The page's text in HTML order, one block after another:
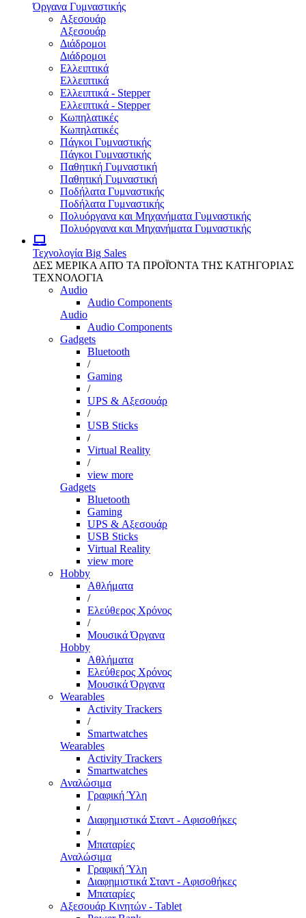
Όργανα Γυμναστικής
Αξεσουάρ
Αξεσουάρ
Διάδρομοι
Διάδρομοι
Ελλειπτικά
Ελλειπτικά
Ελλειπτικά - Stepper
Ελλειπτικά - Stepper
Κωπηλατικές
Κωπηλατικές
Πάγκοι Γυμναστικής
Πάγκοι Γυμναστικής
Παθητική Γυμναστική
Παθητική Γυμναστική
Ποδήλατα Γυμναστικής
Ποδήλατα Γυμναστικής
Πολυόργανα και Μηχανήματα Γυμναστικής
Πολυόργανα και Μηχανήματα Γυμναστικής
Τεχνολογία Big Sales
ΔΕΣ ΜΕΡΙΚΑ ΑΠΌ ΤΑ ΠΡΟΪΌΝΤΑ ΤΗΣ ΚΑΤΗΓΟΡΙΑΣ
ΤΕΧΝΟΛΟΓΙΑ
Audio
Audio Components
Audio
Audio Components
Gadgets
Bluetooth
/
Gaming
/
UPS & Αξεσουάρ
/
USB Sticks
/
Virtual Reality
/
view more
Gadgets
Bluetooth
Gaming
UPS & Αξεσουάρ
USB Sticks
Virtual Reality
view more
Hobby
Αθλήματα
/
Ελεύθερος Χρόνος
/
Μουσικά Όργανα
Hobby
Αθλήματα
Ελεύθερος Χρόνος
Μουσικά Όργανα
Wearables
Activity Trackers
/
Smartwatches
Wearables
Activity Trackers
Smartwatches
Αναλώσιμα
Γραφική Ύλη
/
Διαφημιστικά Σταντ - Αφισοθήκες
/
Μπαταρίες
Αναλώσιμα
Γραφική Ύλη
Διαφημιστικά Σταντ - Αφισοθήκες
Μπαταρίες
Αξεσουάρ Κινητών - Tablet